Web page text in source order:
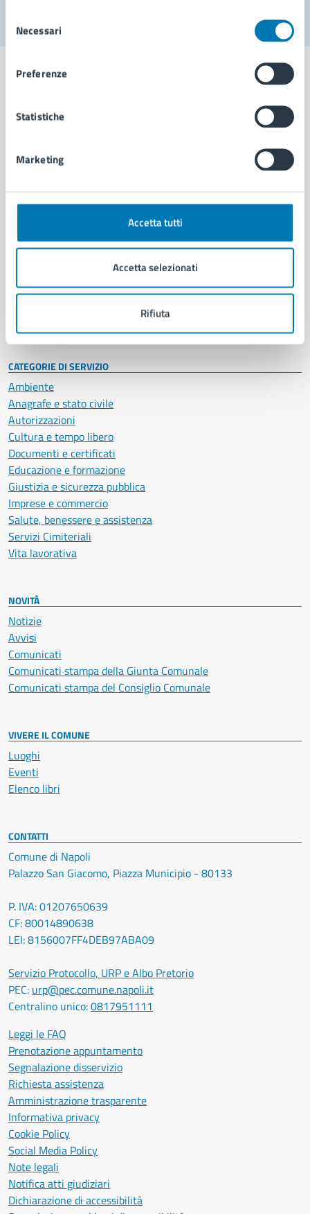
delNecessari
Preferenze
Statistiche
Marketing
Accetta tutti
Accetta selezionati
Rifiuta
Comune di Napoli
AMMINISTRAZIONE
Organi di governo
Enti e fondazioni
Personale amministrativo
Intranet, posta aziendale e protocollo
CATEGORIE DI SERVIZIO
Ambiente
Anagrafe e stato civile
Autorizzazioni
Cultura e tempo libero
Documenti e certificati
Educazione e formazione
Giustizia e sicurezza pubblica
Imprese e commercio
Salute, benessere e assistenza
Servizi Cimiteriali
Vita lavorativa
NOVITÀ
Notizie
Avvisi
Comunicati
Comunicati stampa della Giunta Comunale
Comunicati stampa del Consiglio Comunale
VIVERE IL COMUNE
Luoghi
Eventi
Elenco libri
CONTATTI
Comune di Napoli
Palazzo San Giacomo, Piazza Municipio - 80133
P. IVA: 01207650639
CF: 80014890638
LEI: 8156007FF4DEB97ABA09
Servizio Protocollo, URP e Albo Pretorio
PEC: urp@pec.comune.napoli.it
Centralino unico:0817951111
Leggi le FAQ
Prenotazione appuntamento
Segnalazione disservizio
Richiesta assistenza
Amministrazione trasparente
Informativa privacy
Cookie Policy
Social Media Policy
Note legali
Notifica atti giudiziari
Dichiarazione di accessibilità